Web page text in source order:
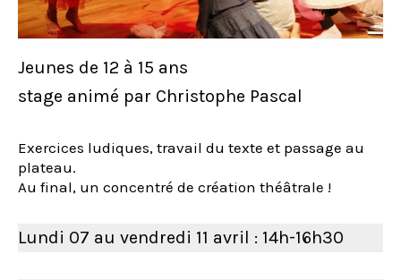
Jeunes de 12 à 15 ans
stage animé par Christophe Pascal
Exercices ludiques, travail du texte et passage au
plateau.
Au final, un concentré de création théâtrale !
Lundi 07 au vendredi 11 avril : 14h-16h30